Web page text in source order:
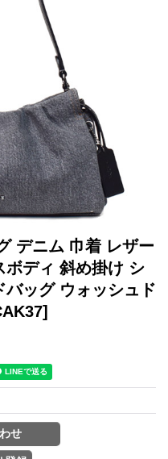
デニム 巾着 レザー
ボディ 斜め掛け シ
バッグ ウォッシュド